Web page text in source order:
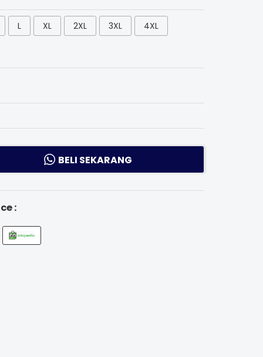
L XL 2XL 3XL
4XL
BELI SEKARANG
: